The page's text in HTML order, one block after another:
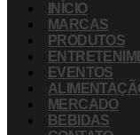
INÍCIO
MARCAS
PRODUTOS
EVENTOS
MERCADO
BEBIDAS